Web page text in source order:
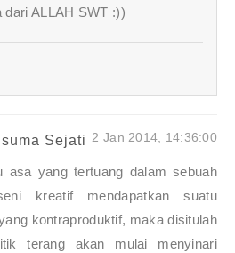
dari ALLAH SWT :))
Sejati 2 Jan 2014, 14:36:00
asa yang tertuang dalam sebuah
kreatif mendapatkan suatu
kontraproduktif, maka disitulah
terang akan mulai menyinari